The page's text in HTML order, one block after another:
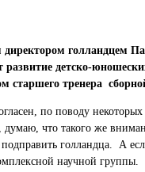
голландцем
развитие детско-
старшего тренера
по поводу
думаю, что такого же
голландца. А
научной группы.